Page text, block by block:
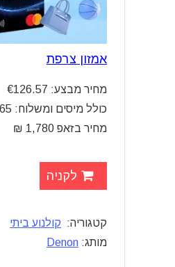
אמזון צרפת
מחיר מבצע: €126.57
כולל מיסים ומשלוח: €245.65 ~ כ 888 ₪ בלבד
מחיר בזאפ 1,780 ₪
לקניה
קטגוריה: קולנוע ביתי
מותג: Denon